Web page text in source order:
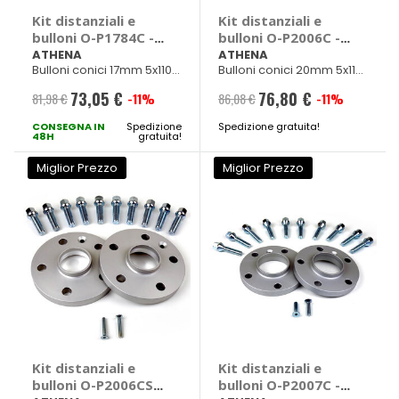
Kit distanziali e
bulloni O-P1784C -
ATHENA
ATHENA
Bulloni conici 17mm 5x110
81,98 € Prezzo
speciale
73,05 € -11%
CONSEGNA IN
48H
Spedizione
gratuita!
Kit distanziali e
bulloni O-P2006C -
ATHENA
ATHENA
Bulloni conici 20mm 5x112
86,08 € Prezzo
speciale
76,80 € -11%
Spedizione gratuita!
Miglior Prezzo
Kit distanziali e
bulloni O-P2006CS -
Miglior Prezzo
Kit distanziali e
bulloni O-P2007C -